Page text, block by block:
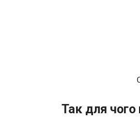
Так для чого